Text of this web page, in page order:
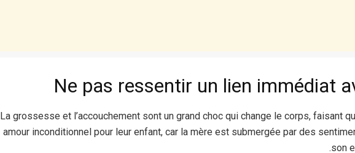
La grossesse et l’accouchement sont un grand choc qui change le corps, faisant
amour inconditionnel pour leur enfant, car la mère est submergée par des
son